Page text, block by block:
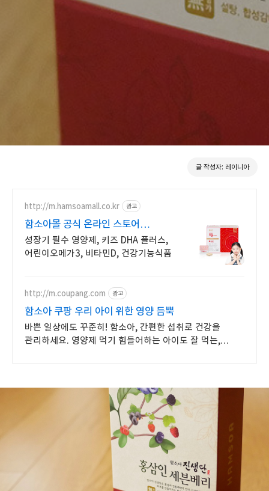
글 작성자: 레이니아
http://m.hamsoamall.co.kr 광고
함소아몰 공식 온라인 스토어
신규회원15%쿠폰+3천포인트
성장기 필수 영양제, 키즈 DHA 플러스,
어린이오메가3, 비타민D, 건강기능식품
http://m.coupang.com 광고
함소아 쿠팡 우리 아이 위한 영양 듬뿍
바쁜 일상에도 꾸준히! 함소아, 간편한 섭취로 건강을
관리하세요. 영양제 먹기 힘들어하는 아이도 잘 먹는,